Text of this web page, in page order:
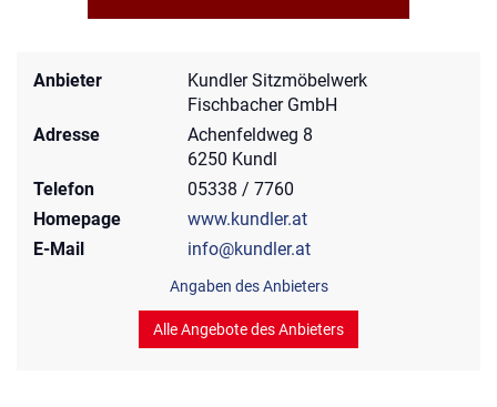
Anbieter
Kundler Sitzmöbelwerk
Fischbacher GmbH
Adresse
Achenfeldweg 8
6250 Kundl
Telefon
05338 / 7760
Homepage
www.kundler.at
E-Mail
info@kundler.at
Angaben des Anbieters
Alle Angebote des Anbieters